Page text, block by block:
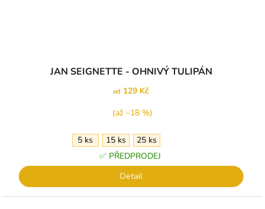
JAN SEIGNETTE - OHNIVÝ TULIPÁN
od 129 Kč
(až –18 %)
5 ks 15 ks
25 ks
✅ PŘEDPRODEJ
Detail